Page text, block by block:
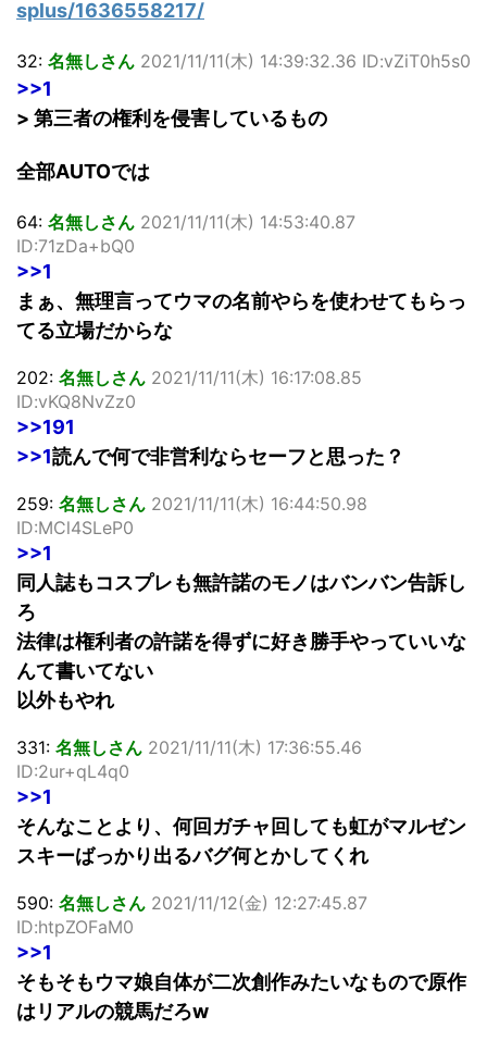
splus/1636558217/
32: 名無しさん 2021/11/11(木) 14:39:32.36 ID:vZiT0h5s0
>>1
> 第三者の権利を侵害しているもの
全部AUTOでは
64: 名無しさん 2021/11/11(木) 14:53:40.87
ID:71zDa+bQ0
>>1
まぁ、無理言ってウマの名前やらを使わせてもらっ
てる立場だからな
202: 名無しさん 2021/11/11(木) 16:17:08.85
ID:vKQ8NvZz0
>>191
>>1読んで何で非営利ならセーフと思った？
259: 名無しさん 2021/11/11(木) 16:44:50.98
ID:MCl4SLeP0
>>1
同人誌もコスプレも無許諾のモノはバンバン告訴し
ろ
法律は権利者の許諾を得ずに好き勝手やっていいな
んて書いてない
以外もやれ
331: 名無しさん 2021/11/11(木) 17:36:55.46
ID:2ur+qL4q0
>>1
そんなことより、何回ガチャ回しても虹がマルゼン
スキーばっかり出るバグ何とかしてくれ
590: 名無しさん 2021/11/12(金) 12:27:45.87
ID:htpZOFaM0
>>1
そもそもウマ娘自体が二次創作みたいなもので原作
はリアルの競馬だろw